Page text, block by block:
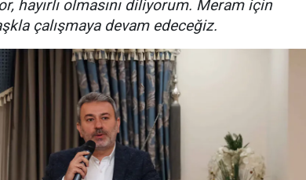
hayırlı olmasını diliyorum. Meram için
çalışmaya devam edeceğiz.